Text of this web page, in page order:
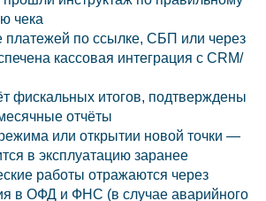
чека
платежей по ссылке, СБП или через
кассовая интеграция с CRM/
фискальных итогов, подтверждены
отчёты
или открытии новой точки —
в эксплуатацию заранее
работы отражаются через
в ОФД и ФНС (в случае аварийного